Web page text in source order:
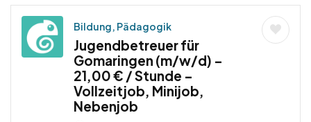
Bildung, Pädagogik
Jugendbetreuer für
Gomaringen (m/w/d) –
21,00 € / Stunde –
Vollzeitjob, Minijob,
Nebenjob